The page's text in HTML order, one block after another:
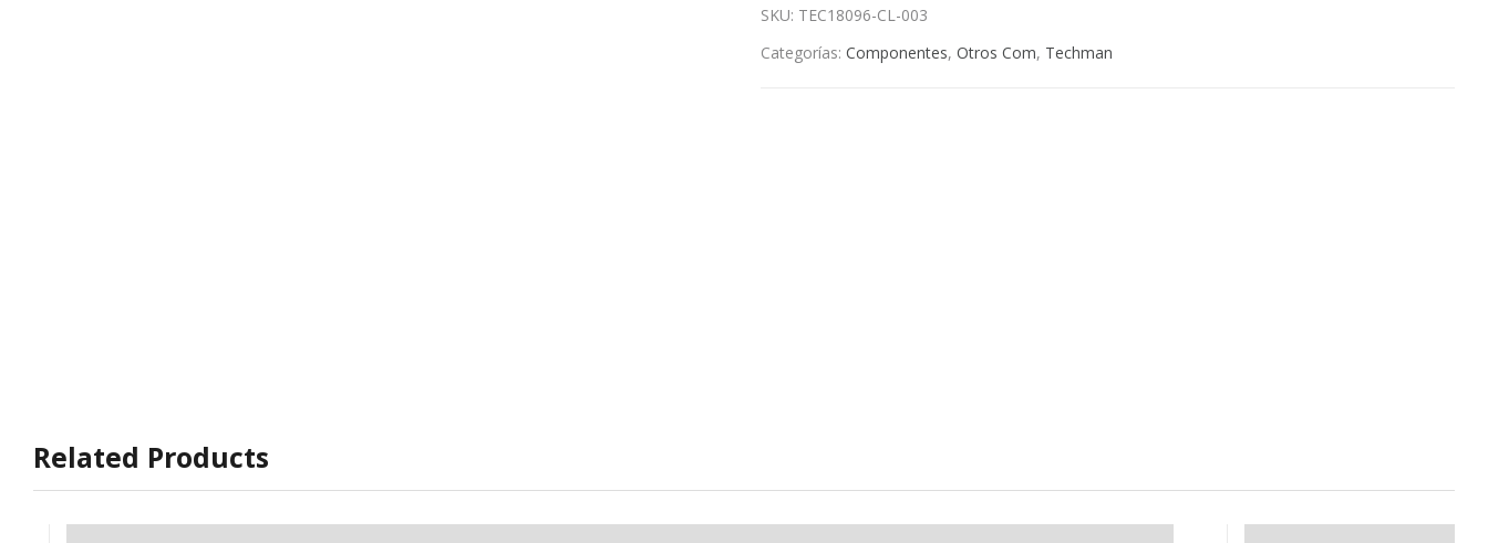
SKU: TEC18096-CL-003
Categorías: Componentes, Otros Com, Techman
Related Products